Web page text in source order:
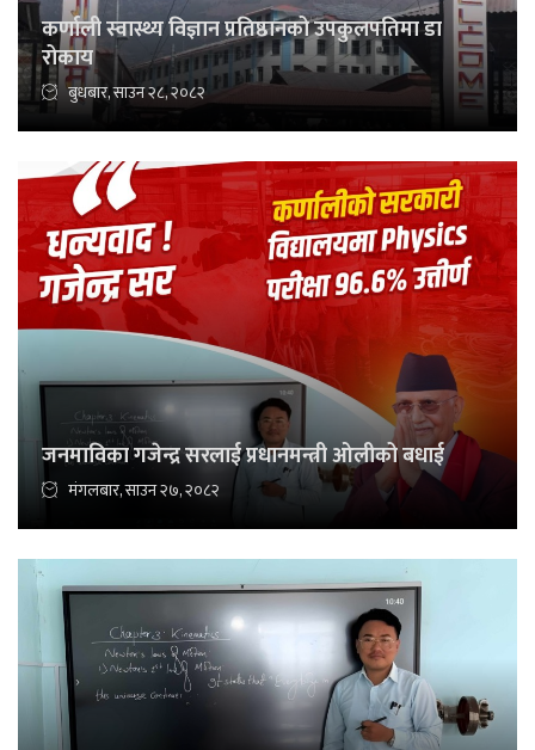
कर्णाली स्वास्थ्य विज्ञान प्रतिष्ठानको उपकुलपतिमा डा
रोकाय
बुधबार, साउन २८, २०८२
जनमाविका गजेन्द्र सरलाई प्रधानमन्त्री ओलीको बधाई
मंगलबार, साउन २७, २०८२